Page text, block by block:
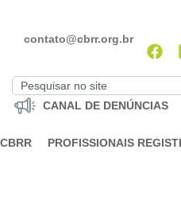
contato@cbrr.org.br
CANAL DE DENÚNCIAS
PROFISSIONAIS